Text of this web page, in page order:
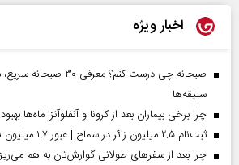
اخبار ویژه
صبحانه چی درست کنم؟
سلیقه‌ها
چرا برخی بیماران بعد از کرونا و آنفلوآنزا ماه‌ها
ثبت‌نام ۲.۵ میلیون زائر در سماح | عبور ۱.۷ میلیون نفر از مرز‌های اربعین
چرا بعد از سفرهای طولانی گوارش‌تان به هم